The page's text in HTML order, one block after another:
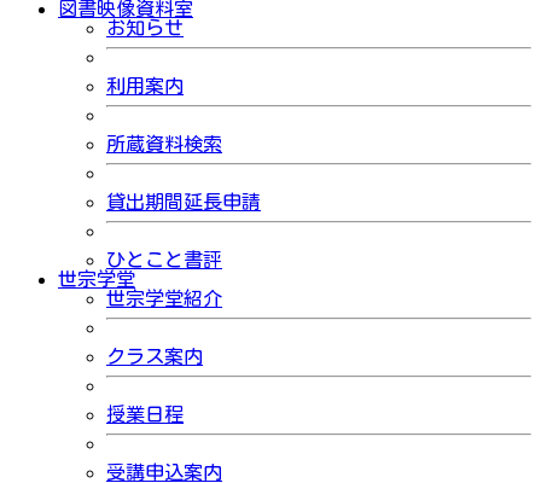
図書映像資料室
お知らせ
利用案内
所蔵資料検索
貸出期間延長申請
ひとこと書評
世宗学堂
世宗学堂紹介
クラス案内
授業日程
受講申込案内